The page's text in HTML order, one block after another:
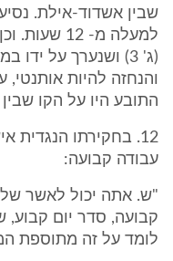
שבין אשדוד-אילת.
למעלה מ-
והנחזה להיות אותנטי,
התובע היו על הקו
12. בחקירתו
עבודה קבועה:
"ש. אתה יכול לאשר
קבועה, סדר יום קבוע,
לומד על זה מתוספת